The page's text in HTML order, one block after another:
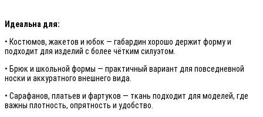
Идеальна для:
• Костюмов, жакетов и юбок — габардин хорошо держит форму и
подходит для изделий с более чётким силуэтом.
• Брюк и школьной формы — практичный вариант для повседневной
носки и аккуратного внешнего вида.
• Сарафанов, платьев и фартуков — ткань подходит для моделей, где
важны плотность, опрятность и удобство.